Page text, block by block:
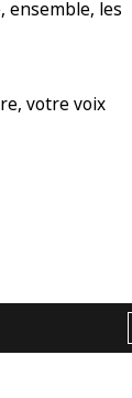
ensemble, les
votre voix